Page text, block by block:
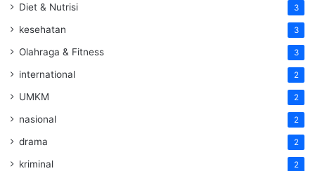
Diet & Nutrisi 3
kesehatan 3
Olahraga & Fitness 3
international 2
UMKM 2
nasional 2
drama 2
kriminal 2